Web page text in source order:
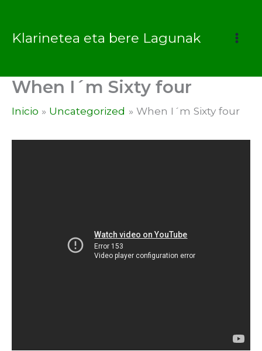
contenido
Klarinetea eta bere Lagunak
When I´m Sixty four
Inicio Uncategorized When I´m Sixty four